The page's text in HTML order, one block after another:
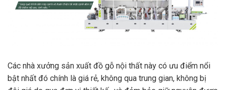
Các nhà xưởng sản xuất đồ gỗ nội thất này có ưu điểm nổi
bật nhất đó chính là giá rẻ, không qua trung gian, không bị